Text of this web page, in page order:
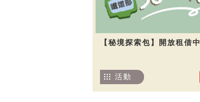
【秘境探索包】開放租借中
活動